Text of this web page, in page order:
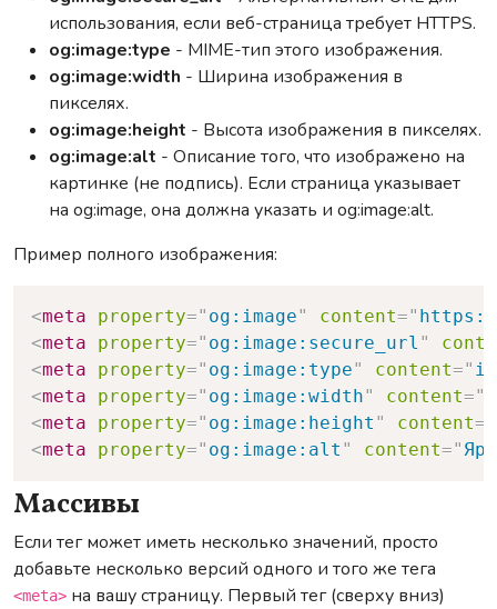
использования, если веб-страница требует HTTPS.
og:image:type - MIME-тип этого изображения.
og:image:width - Ширина изображения в
пикселях.
og:image:height - Высота изображения в пикселях.
og:image:alt - Описание того, что изображено на
картинке (не подпись). Если страница указывает
на og:image, она должна указать и og:image:alt.
Пример полного изображения:
<meta property=" og:image" content=" https://
<meta property=" og:image:secure_url "
<meta property=" og:image:type" content="
<meta property=" og:image:width" content="
<meta property=" og:image:height " content=
<meta property=" og:image:alt " content="
Copy
Массивы
Если тег может иметь несколько значений, просто
добавьте несколько версий одного и того же тега
<meta> на вашу страницу. Первый тег (сверху вниз)